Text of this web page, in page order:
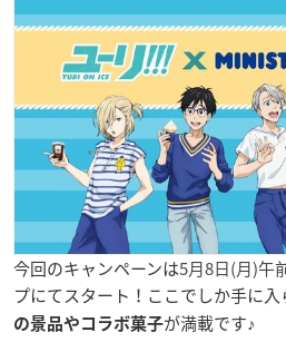
今回のキャンペーンは5月8日(月)午
プにてスタート！ここでしか手に入
の景品やコラボ菓子が満載です♪